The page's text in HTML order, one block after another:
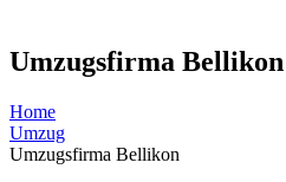
Umzugsfirma Bellikon
Home
Umzug
Umzugsfirma Bellikon